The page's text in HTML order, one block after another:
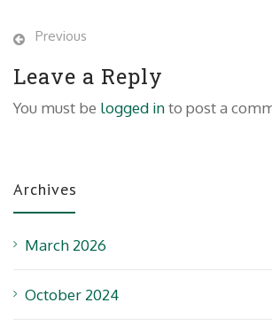
Previous
Leave a Reply
You must be logged into post a
Archives
March 2026
October 2024